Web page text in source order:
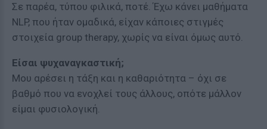
Σε παρέα, τύπου φιλικά, ποτέ. Έχω κάνει μαθήματα
NLP, που ήταν ομαδικά, είχαν κάποιες στιγμές
στοιχεία group therapy, χωρίς να είναι όμως αυτό.
Είσαι ψυχαναγκαστική;
Μου αρέσει η τάξη και η καθαριότητα – όχι σε
βαθμό που να ενοχλεί τους άλλους, οπότε μάλλον
είμαι φυσιολογική.